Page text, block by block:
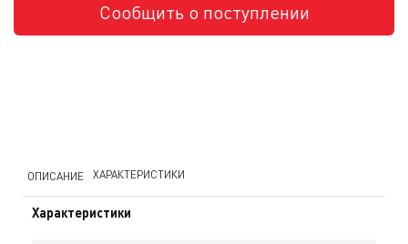
Сообщить о поступлении
ОПИСАНИЕ ХАРАКТЕРИСТИКИ
Характеристики